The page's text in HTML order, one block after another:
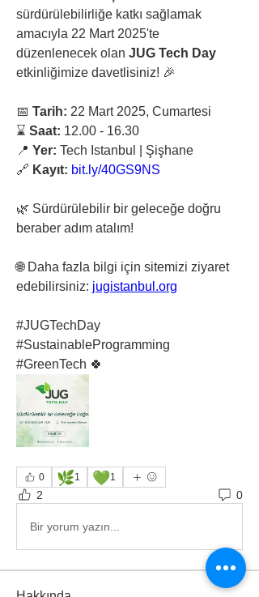
sürdürülebilirliğe katkı sağlamak
amacıyla 22 Mart 2025'te
düzenlenecek olan JUG Tech Day
etkinliğimize davetlisiniz! 🎉
📅 Tarih: 22 Mart 2025, Cumartesi
⌛️ Saat: 12.00 - 16.30
📍 Yer: Tech Istanbul | Şişhane
🔗 Kayıt: bit.ly/40GS9NS
🌿 Sürdürülebilir bir geleceğe doğru
beraber adım atalım!
🌐 Daha fazla bilgi için sitemizi ziyaret
edebilirsiniz: jugistanbul.org
#JUGTechDay
#SustainableProgramming
#GreenTech 🍀
0 🌿1 💚1
2 0
Bir yorum yazın...